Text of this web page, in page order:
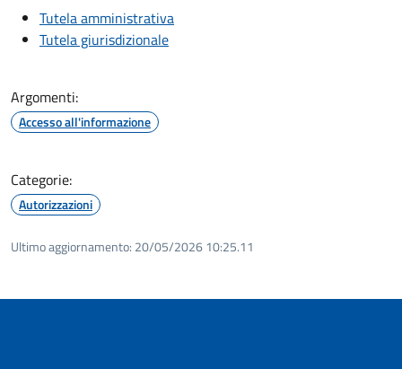
Tutela amministrativa
Tutela giurisdizionale
Argomenti:
Accesso all'informazione
Categorie:
Autorizzazioni
Ultimo aggiornamento: 20/05/2026 10:25.11